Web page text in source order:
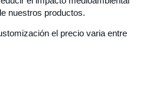
nuestros productos.
el precio varia entre